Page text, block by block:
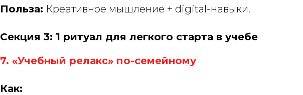
Польза: Креативное мышление + digital-навыки.
Секция 3: 1 ритуал для легкого старта в учебе
7. «Учебный релакс» по-семейному
Как: